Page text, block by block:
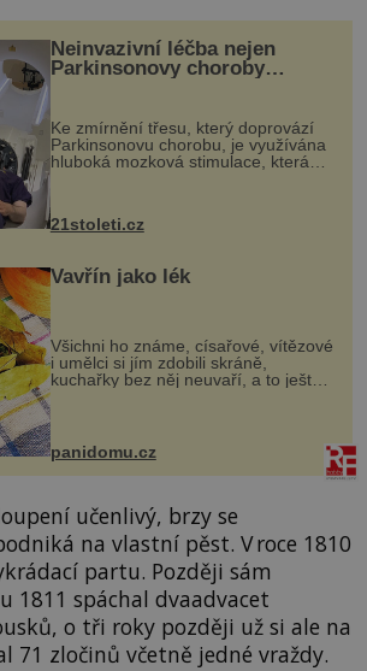
Neinvazivní léčba nejen
Parkinsonovy choroby
Ke zmírnění třesu, který doprovází
Parkinsonovu chorobu, je využívána
hluboká mozková stimulace, která
však vyžaduje vysoce invazivní
k dostatečně přesnému zacílení ...
21stoleti.cz
Vavřín jako lék
Všichni ho známe, císařové, vítězové
i umělci si jím zdobili skráně,
kuchařky bez něj neuvaří, a to ještě
nevíte, že bobkový list může výrazně
zmírnit některé naše neduhy.
Obsahuje v malém množství ně...
panidomu.cz
učenlivý, brzy se
na vlastní pěst. V roce 1810
partu. Později sám
1811 spáchal dvaadvacet
o tři roky později už si ale na
71 zločinů včetně jedné vraždy.